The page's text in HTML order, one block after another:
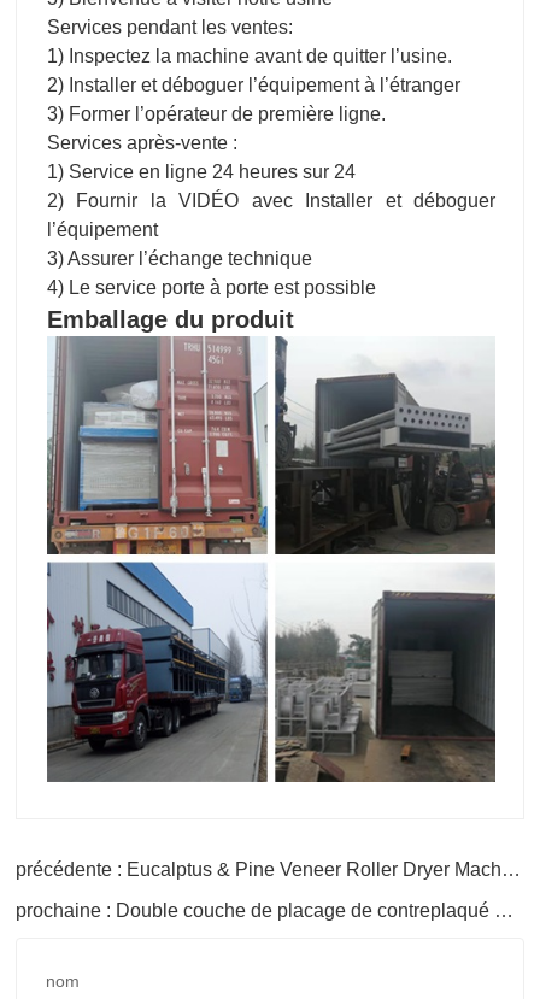
2) Fournir la VIDÉO avec Installer et déboguer
l’équipement
3) Assurer l’échange technique
4) Le service porte à porte est possible
Emballage du produit
prochaine : Double couche de placage de contreplaqué Machine de séchage à chaud
boîte aux lettres